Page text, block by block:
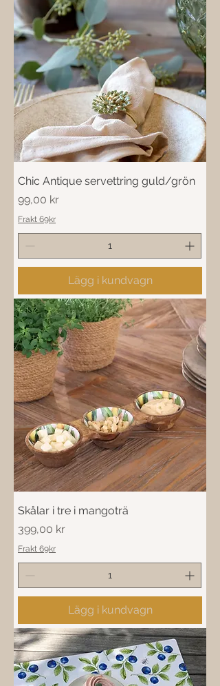
Chic Antique servettring guld/grön
Pris
99,00 kr
Frakt 69kr
Lägg i kundvagn
Skålar i tre i mangoträ
Pris
399,00 kr
Frakt 69kr
Lägg i kundvagn